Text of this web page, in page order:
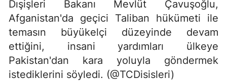
Dışişleri Bakanı Mevlüt Çavuşoğlu,
Afganistan'da geçici Taliban hükümeti ile
temasın büyükelçi düzeyinde devam
ettiğini, insani yardımları ülkeye
Pakistan'dan kara yoluyla göndermek
istediklerini söyledi. (@TCDisisleri)